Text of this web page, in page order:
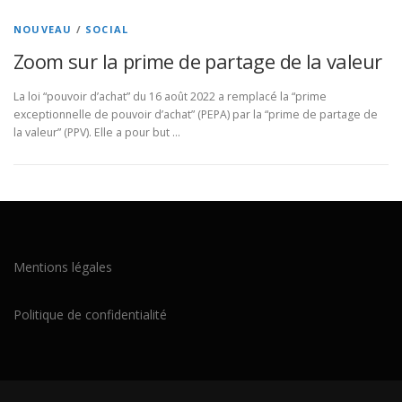
NOUVEAU / SOCIAL
Zoom sur la prime de partage de la valeur
La loi “pouvoir d’achat” du 16 août 2022 a remplacé la “prime
exceptionnelle de pouvoir d’achat” (PEPA) par la “prime de partage de
la valeur” (PPV). Elle a pour but …
Mentions légales
Politique de confidentialité